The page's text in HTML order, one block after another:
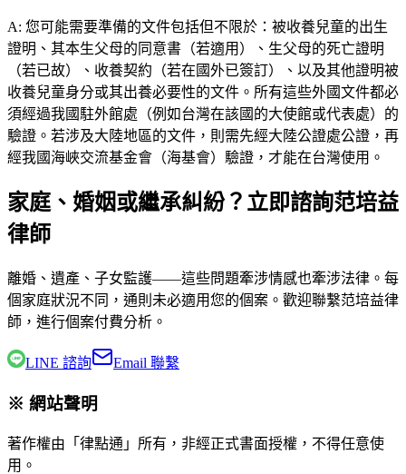
A: 您可能需要準備的文件包括但不限於：被收養兒童的出生
證明、其本生父母的同意書（若適用）、生父母的死亡證明
（若已故）、收養契約（若在國外已簽訂）、以及其他證明被
收養兒童身分或其出養必要性的文件。所有這些外國文件都必
須經過我國駐外館處（例如台灣在該國的大使館或代表處）的
驗證。若涉及大陸地區的文件，則需先經大陸公證處公證，再
經我國海峽交流基金會（海基會）驗證，才能在台灣使用。
家庭、婚姻或繼承糾紛？立即諮詢范培益
律師
離婚、遺產、子女監護——這些問題牽涉情感也牽涉法律。每
個家庭狀況不同，通則未必適用您的個案。歡迎聯繫范培益律
師 ，進行個案付費分析。
LINE 諮詢 Email 聯繫
※ 網站聲明
著作權由「律點通」所有，非經正式書面授權，不得任意使
用。